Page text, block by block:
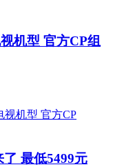
机型 官方CP组
最低5499元